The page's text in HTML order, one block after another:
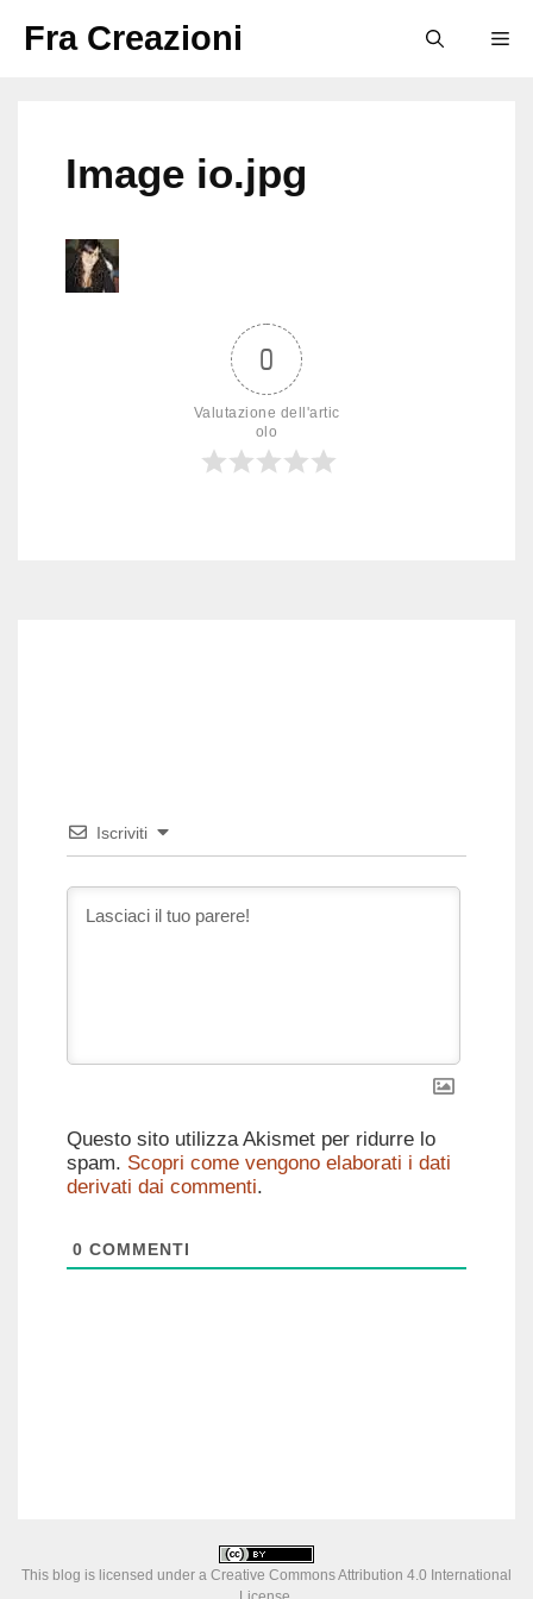
Fra Creazioni
Image io.jpg
0
Valutazione dell'artic
olo
Iscriviti
Questo sito utilizza Akismet per ridurre lo
spam. Scopri come vengono elaborati i dati
derivati dai commenti.
0 COMMENTI
This blog is licensed under a Creative Commons Attribution 4.0 International